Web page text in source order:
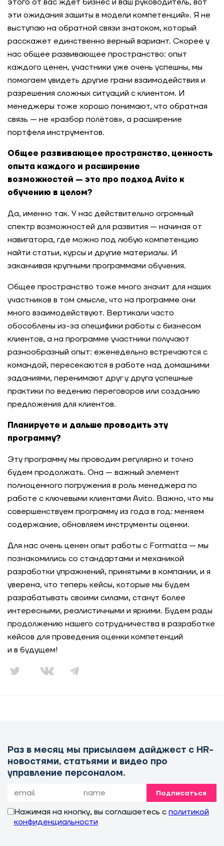
этого от вас ждёт бизнес и ваш руководитель, вот
эти ожидания зашиты в модели компетенций». Я не
выступаю на обратной связи знатоком, который
расскажет единственно верный вариант. Скорее у
нас общее развивающее пространство: опыт
каждого ценен, участники уже очень успешны, мы
помогаем увидеть другие грани взаимодействия и
разрешения сложных ситуаций с клиентом. И
менеджеры тоже хорошо понимают, что обратная
связь — не «разбор полётов», а расширение
портфеля инструментов.
Общее развивающее пространство, ценность
опыта каждого и расширение
возможностей — это про подход Avito к
обучению в целом?
Да, именно так. У нас действительно огромный
спектр возможностей для развития — начиная от
навигатора, где можно под любую компетенцию
найти статьи, курсы и другие материалы. И
заканчивая крупными программами обучения.
Общее пространство тоже много значит для наших
участников в том смысле, что на программе они
много взаимодействуют. Вертикали часто
обособлены из-за специфики работы с бизнесом
клиентов, а на программе участники получают
разнообразный опыт: еженедельно встречаются с
командой, пересекаются в работе над домашними
заданиями, перенимают друг у друга успешные
практики по ведению переговоров или созданию
предложения для клиентов.
Планируете и дальше проводить эту
программу?
Эту программу мы проводим регулярно и точно
будем продолжать. Она — важный элемент
полноценного погружения в роль менеджера по
работе с ключевыми клиентами Avito. Важно, что мы
совершенствуем программу из года в год: меняем
содержание, обновляем инструменты оценки.
Для нас очень ценен опыт работы с Formatta — мы
познакомились со стандартами и механикой
разработки упражнений, принятыми в компании, и я
уверена, что теперь кейсы, которые мы будем
разрабатывать своими силами, станут более
интересными, реалистичными и яркими. Будем рады
продолжению нашего сотрудничества в разработке
кейсов для проведения оценки компетенций
и в будущем!
Раз в месяц мы присылаем дайджест с HR-
новостями, статьями и видео про
управление персоналом.
Подписаться
Нажимая на кнопку, вы соглашаетесь с политикой
конфиденциальности